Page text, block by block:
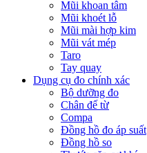
Mũi khoan tâm
Mũi khoét lỗ
Mũi mài hợp kim
Mũi vát mép
Taro
Tay quay
Dụng cụ đo chính xác
Bộ dưỡng đo
Chân đế từ
Compa
Đồng hồ đo áp suất
Đồng hồ so